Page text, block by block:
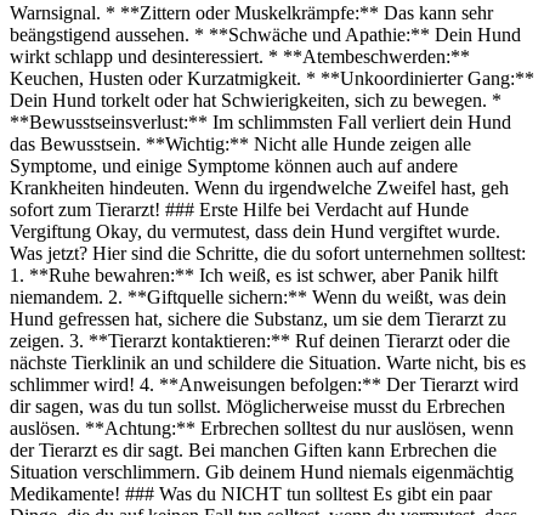
Warnsignal. * **Zittern oder Muskelkrämpfe:** Das kann sehr
beängstigend aussehen. * **Schwäche und Apathie:** Dein Hund
wirkt schlapp und desinteressiert. * **Atembeschwerden:**
Keuchen, Husten oder Kurzatmigkeit. * **Unkoordinierter Gang:**
Dein Hund torkelt oder hat Schwierigkeiten, sich zu bewegen. *
**Bewusstseinsverlust:** Im schlimmsten Fall verliert dein Hund
das Bewusstsein. **Wichtig:** Nicht alle Hunde zeigen alle
Symptome, und einige Symptome können auch auf andere
Krankheiten hindeuten. Wenn du irgendwelche Zweifel hast, geh
sofort zum Tierarzt! ### Erste Hilfe bei Verdacht auf Hunde
Vergiftung Okay, du vermutest, dass dein Hund vergiftet wurde.
Was jetzt? Hier sind die Schritte, die du sofort unternehmen solltest:
1. **Ruhe bewahren:** Ich weiß, es ist schwer, aber Panik hilft
niemandem. 2. **Giftquelle sichern:** Wenn du weißt, was dein
Hund gefressen hat, sichere die Substanz, um sie dem Tierarzt zu
zeigen. 3. **Tierarzt kontaktieren:** Ruf deinen Tierarzt oder die
nächste Tierklinik an und schildere die Situation. Warte nicht, bis es
schlimmer wird! 4. **Anweisungen befolgen:** Der Tierarzt wird
dir sagen, was du tun sollst. Möglicherweise musst du Erbrechen
auslösen. **Achtung:** Erbrechen solltest du nur auslösen, wenn
der Tierarzt es dir sagt. Bei manchen Giften kann Erbrechen die
Situation verschlimmern. Gib deinem Hund niemals eigenmächtig
Medikamente! ### Was du NICHT tun solltest Es gibt ein paar